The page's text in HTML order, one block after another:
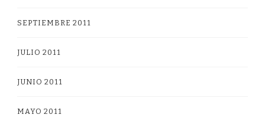
SEPTIEMBRE 2011
JULIO 2011
JUNIO 2011
MAYO 2011